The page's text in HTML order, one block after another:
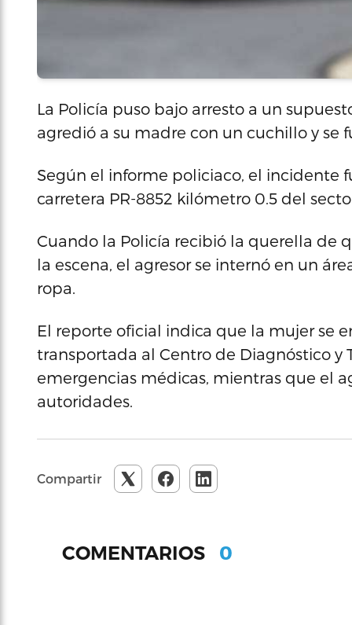
La Policía puso bajo arresto a un
agredió a su madre con un cuchillo y se
Según el informe policiaco, el incidente
carretera PR-8852 kilómetro 0.5 del
Cuando la Policía recibió la querella de
la escena, el agresor se internó en un
ropa.
El reporte oficial indica que la mujer se
transportada al Centro de Diagnóstico
emergencias médicas, mientras que el
autoridades.
Compartir
COMENTARIOS 0